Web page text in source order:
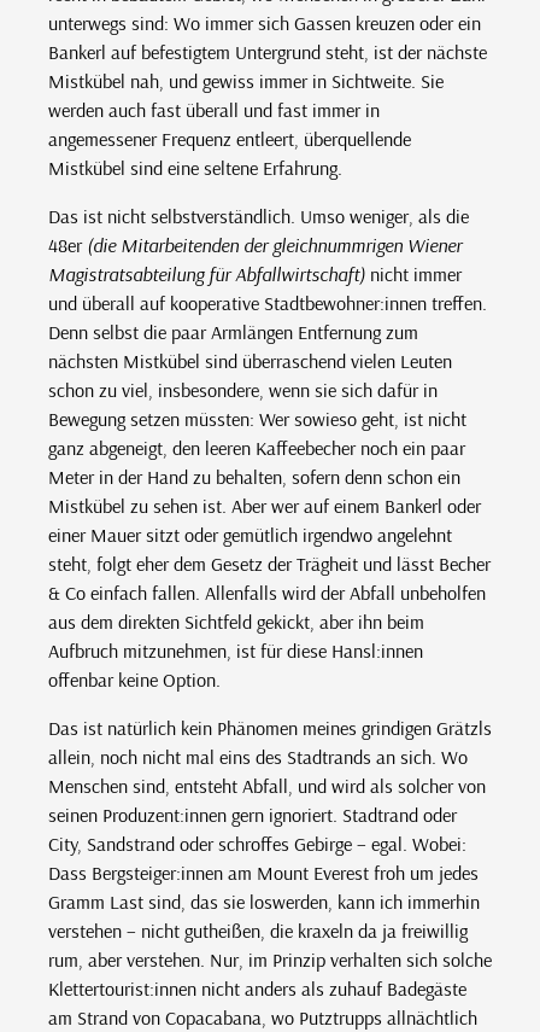
unterwegs sind: Wo immer sich Gassen kreuzen oder ein
Bankerl auf befestigtem Untergrund steht, ist der nächste
Mistkübel nah, und gewiss immer in Sichtweite. Sie
werden auch fast überall und fast immer in
angemessener Frequenz entleert, überquellende
Mistkübel sind eine seltene Erfahrung.
Das ist nicht selbstverständlich. Umso weniger, als die
48er (die Mitarbeitenden der gleichnummrigen Wiener
Magistratsabteilung für Abfallwirtschaft) nicht immer
und überall auf kooperative Stadtbewohner:innen treffen.
Denn selbst die paar Armlängen Entfernung zum
nächsten Mistkübel sind überraschend vielen Leuten
schon zu viel, insbesondere, wenn sie sich dafür in
Bewegung setzen müssten: Wer sowieso geht, ist nicht
ganz abgeneigt, den leeren Kaffeebecher noch ein paar
Meter in der Hand zu behalten, sofern denn schon ein
Mistkübel zu sehen ist. Aber wer auf einem Bankerl oder
einer Mauer sitzt oder gemütlich irgendwo angelehnt
steht, folgt eher dem Gesetz der Trägheit und lässt Becher
& Co einfach fallen. Allenfalls wird der Abfall unbeholfen
aus dem direkten Sichtfeld gekickt, aber ihn beim
Aufbruch mitzunehmen, ist für diese Hansl:innen
offenbar keine Option.
Das ist natürlich kein Phänomen meines grindigen Grätzls
allein, noch nicht mal eins des Stadtrands an sich. Wo
Menschen sind, entsteht Abfall, und wird als solcher von
seinen Produzent:innen gern ignoriert. Stadtrand oder
City, Sandstrand oder schroffes Gebirge – egal. Wobei:
Dass Bergsteiger:innen am Mount Everest froh um jedes
Gramm Last sind, das sie loswerden, kann ich immerhin
verstehen – nicht gutheißen, die kraxeln da ja freiwillig
rum, aber verstehen. Nur, im Prinzip verhalten sich solche
Klettertourist:innen nicht anders als zuhauf Badegäste
am Strand von Copacabana, wo Putztrupps allnächtlich